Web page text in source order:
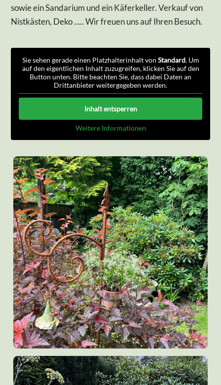
sowie ein Sandarium und ein Käferkeller. Verkauf von
Nistkästen, Deko ….. Wir freuen uns auf Ihren Besuch.
Sie sehen gerade einen Platzhalterinhalt von Standard. Um
auf den eigentlichen Inhalt zuzugreifen, klicken Sie auf den
Button unten. Bitte beachten Sie, dass dabei Daten an
Drittanbieter weitergegeben werden.
Inhalt entsperren
Weitere Informationen